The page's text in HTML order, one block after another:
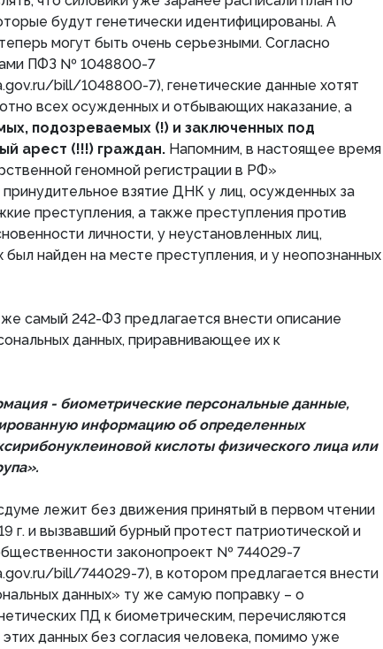
будут генетически идентифицированы. А
могут быть очень серьезными. Согласно
ПФЗ № 1048800-7
bill/1048800-7), генетические данные хотят
всех осужденных и отбывающих наказание, а
подозреваемых (!) и заключенных под
арест (!!!) граждан. Напомним, в настоящее время
геномной регистрации в РФ»
взятие ДНК у лиц, осужденных за
преступления, а также преступления против
личности, у неустановленных лиц,
найден на месте преступления, и у неопознанных
самый 242-ФЗ предлагается внести описание
данных, приравнивающее их к
- биометрические персональные данные,
информацию об определенных
кислоты физического лица или
лежит без движения принятый в первом чтении
г. и вызвавший бурный протест патриотической и
законопроект № 744029-7
bill/744029-7), в котором предлагается внести
данных» ту же самую поправку – о
ПД к биометрическим, перечисляются
данных без согласия человека, помимо уже